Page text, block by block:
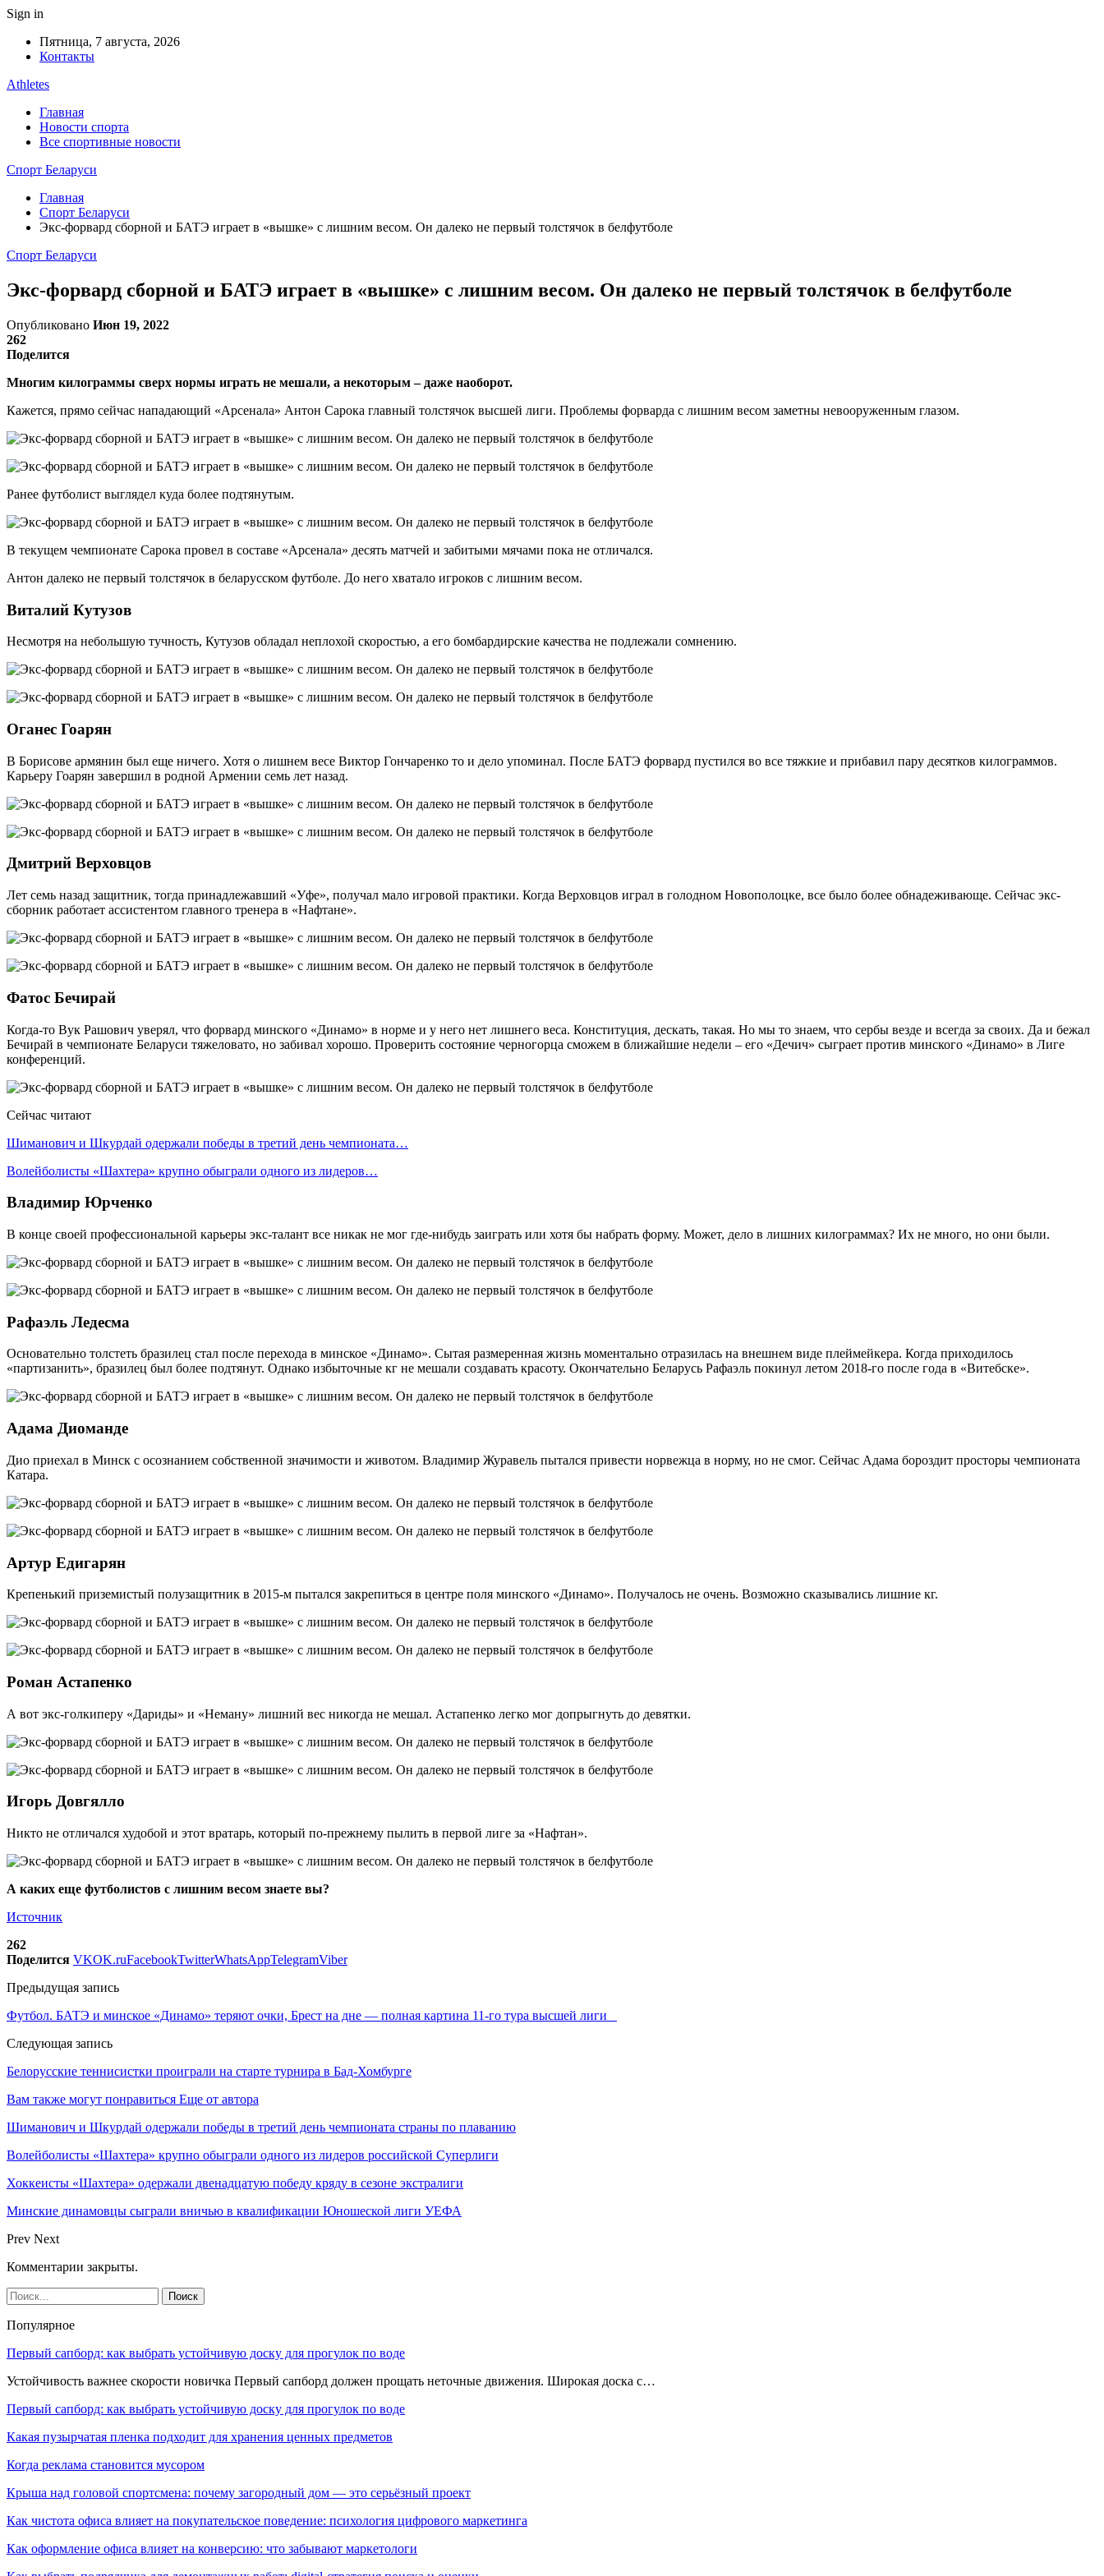
Sign in
Пятница, 7 августа, 2026
Контакты
Athletes
Главная
Новости спорта
Все спортивные новости
Спорт Беларуси
Главная
Спорт Беларуси
Экс-форвард сборной и БАТЭ играет в «вышке» с лишним весом. Он далеко не первый толстячок в белфутболе
Спорт Беларуси
Экс-форвард сборной и БАТЭ играет в «вышке» с лишним весом. Он далеко не первый толстячок в белфутболе
Опубликовано Июн 19, 2022
262
Поделится
Многим килограммы сверх нормы играть не мешали, а некоторым – даже наоборот.
Кажется, прямо сейчас нападающий «Арсенала» Антон Сарока главный толстячок высшей лиги. Проблемы форварда с лишним весом заметны невооруженным глазом.
Ранее футболист выглядел куда более подтянутым.
В текущем чемпионате Сарока провел в составе «Арсенала» десять матчей и забитыми мячами пока не отличался.
Антон далеко не первый толстячок в беларусском футболе. До него хватало игроков с лишним весом.
Виталий Кутузов
Несмотря на небольшую тучность, Кутузов обладал неплохой скоростью, а его бомбардирские качества не подлежали сомнению.
Оганес Гоарян
В Борисове армянин был еще ничего. Хотя о лишнем весе Виктор Гончаренко то и дело упоминал. После БАТЭ форвард пустился во все тяжкие и прибавил пару десятков килограммов.
Карьеру Гоарян завершил в родной Армении семь лет назад.
Дмитрий Верховцов
Лет семь назад защитник, тогда принадлежавший «Уфе», получал мало игровой практики. Когда Верховцов играл в голодном Новополоцке, все было более обнадеживающе. Сейчас экс-
сборник работает ассистентом главного тренера в «Нафтане».
Фатос Бечирай
Когда-то Вук Рашович уверял, что форвард минского «Динамо» в норме и у него нет лишнего веса. Конституция, дескать, такая. Но мы то знаем, что сербы везде и всегда за своих. Да и бежал
Бечирай в чемпионате Беларуси тяжеловато, но забивал хорошо. Проверить состояние черногорца сможем в ближайшие недели – его «Дечич» сыграет против минского «Динамо» в Лиге
конференций.
Сейчас читают
Шиманович и Шкурдай одержали победы в третий день чемпионата…
Волейболисты «Шахтера» крупно обыграли одного из лидеров…
Владимир Юрченко
В конце своей профессиональной карьеры экс-талант все никак не мог где-нибудь заиграть или хотя бы набрать форму. Может, дело в лишних килограммах? Их не много, но они были.
Рафаэль Ледесма
Основательно толстеть бразилец стал после перехода в минское «Динамо». Сытая размеренная жизнь моментально отразилась на внешнем виде плеймейкера. Когда приходилось
«партизанить», бразилец был более подтянут. Однако избыточные кг не мешали создавать красоту. Окончательно Беларусь Рафаэль покинул летом 2018-го после года в «Витебске».
Адама Диоманде
Дио приехал в Минск с осознанием собственной значимости и животом. Владимир Журавель пытался привести норвежца в норму, но не смог. Сейчас Адама бороздит просторы чемпионата
Катара.
Артур Едигарян
Крепенький приземистый полузащитник в 2015-м пытался закрепиться в центре поля минского «Динамо». Получалось не очень. Возможно сказывались лишние кг.
Роман Астапенко
А вот экс-голкиперу «Дариды» и «Неману» лишний вес никогда не мешал. Астапенко легко мог допрыгнуть до девятки.
Игорь Довгялло
Никто не отличался худобой и этот вратарь, который по-прежнему пылить в первой лиге за «Нафтан».
А каких еще футболистов с лишним весом знаете вы?
Источник
262
Поделится VKOK.ruFacebookTwitterWhatsAppTelegramViber
Предыдущая запись
Футбол. БАТЭ и минское «Динамо» теряют очки, Брест на дне — полная картина 11-го тура высшей лиги
Следующая запись
Белорусские теннисистки проиграли на старте турнира в Бад-Хомбурге
Вам также могут понравиться Еще от автора
Шиманович и Шкурдай одержали победы в третий день чемпионата страны по плаванию
Волейболисты «Шахтера» крупно обыграли одного из лидеров российской Суперлиги
Хоккеисты «Шахтера» одержали двенадцатую победу кряду в сезоне экстралиги
Минские динамовцы сыграли вничью в квалификации Юношеской лиги УЕФА
Prev Next
Комментарии закрыты.
Популярное
Первый сапборд: как выбрать устойчивую доску для прогулок по воде
Устойчивость важнее скорости новичка Первый сапборд должен прощать неточные движения. Широкая доска с…
Первый сапборд: как выбрать устойчивую доску для прогулок по воде
Какая пузырчатая пленка подходит для хранения ценных предметов
Когда реклама становится мусором
Крыша над головой спортсмена: почему загородный дом — это серьёзный проект
Как чистота офиса влияет на покупательское поведение: психология цифрового маркетинга
Как оформление офиса влияет на конверсию: что забывают маркетологи